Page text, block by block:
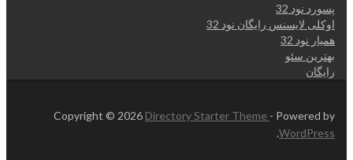
پسورد نود 32
اوکلی لایسنس رایگان نود 32
همیار نود 32
بهترین سئو
رایگان
Copyright © 2026 Directory Starter Theme - Powered by
WordPress
.